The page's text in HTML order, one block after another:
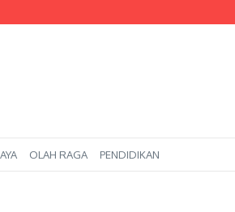
kepada Calon Mahasiswa
OLAH RAGA PENDIDIKAN